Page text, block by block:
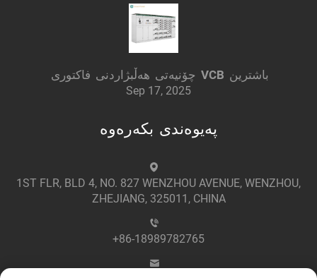
چۆنیەتی هەڵبژاردنی فاکتوری VCB باشترین
Sep 17, 2025
پەیوەندی بکەرەوە
1ST FLR, BLD 4, NO. 827 WENZHOU AVENUE, WENZHOU,
ZHEJIANG, 325011, CHINA
+86-18989782765